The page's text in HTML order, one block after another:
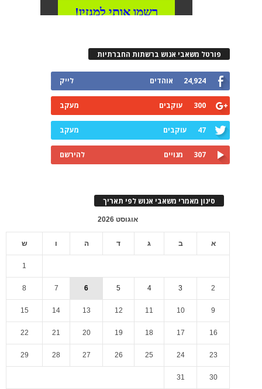
פורטל משאבי אנוש ברשתות החברתיות
24,924 אוהדים לייק
300 עוקבים מעקב
47 עוקבים מעקב
307 מנויים להירשם
סינון מאמרי משאבי אנוש לפי תאריך
אוגוסט 2026
א ב ג ד ה ו ש
1
2
3
4
5
6
7
8
9
10
11
12
13
14
15
16
17
18
19
20
21
22
23
24
25
26
27
28
29
30
31